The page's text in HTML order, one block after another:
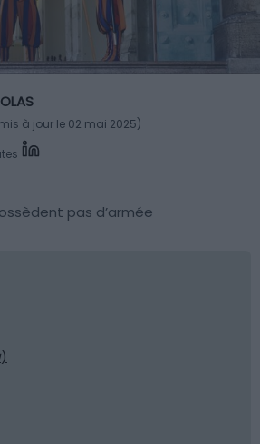
à jour le 02 mai 2025)
pas d’armée
)